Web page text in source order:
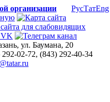
организации РусТатEng
ул. Баумана, 20
292-02-72, (843) 292-40-34